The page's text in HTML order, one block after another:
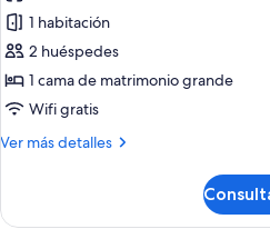
fotos
de
Suite
junior
1 habitación
2 huéspedes
1 cama de matrimonio grande
Wifi gratis
Ver más detalles
Más
junior